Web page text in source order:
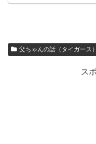
父ちゃんの話（タイガース）
ス